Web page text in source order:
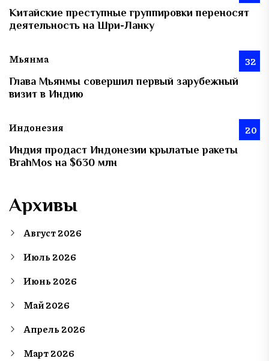
Китайские преступные группировки переносят
деятельность на Шри-Ланку
Мьянма 32
Глава Мьянмы совершил первый зарубежный
визит в Индию
Индонезия 20
Индия продаст Индонезии крылатые ракеты
BrahMos на $630 млн
Архивы
Август 2026
Июль 2026
Июнь 2026
Май 2026
Апрель 2026
Март 2026